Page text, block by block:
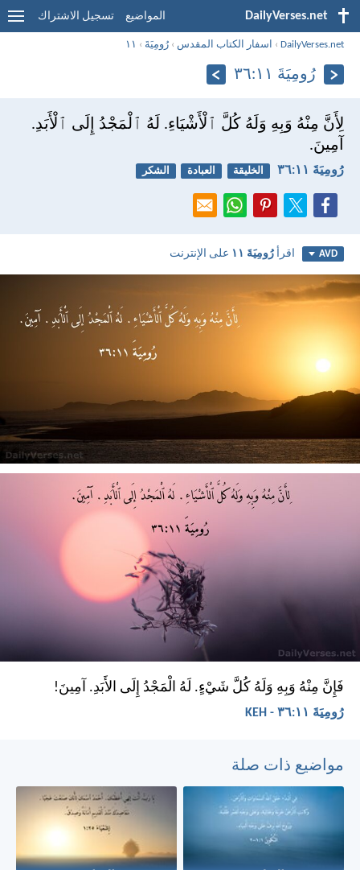
DailyVerses.net المواضيع تسجيل الاشتراك
DailyVerses.net
› اسفار الكتاب المقدس ›رُومِيَةَ › ١١
رُومِيَةَ ١١:‏٣٦
لِأَنَّ مِنْهُ وَبِهِ وَلَهُ كُلَّ ٱلْأَشْيَاءِ. لَهُ ٱلْمَجْدُ إِلَى ٱلْأَبَدِ.
آمِينَ.
رُومِيَةَ ١١:‏٣٦ الخليقة العبادة الشكر
AVD اقرأرُومِيَةَ ١١ على الإنترنت
فَإِنَّ مِنْهُ وَبِهِ وَلَهُ كُلَّ شَيْءٍ. لَهُ الْمَجْدُ إِلَى الأَبَدِ. آمِينَ!
رُومِيَةَ ١١:‏٣٦ - KEH
مواضيع ذات صلة